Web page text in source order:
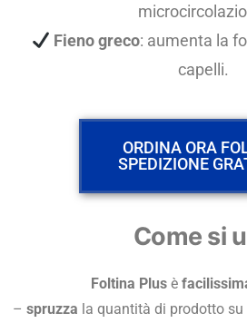
Fieno greco: aumenta la
capelli.
ORDINA ORA
SPEDIZIONE
Come si
Foltina Plusè
– spruzza la quantità di prodotto su